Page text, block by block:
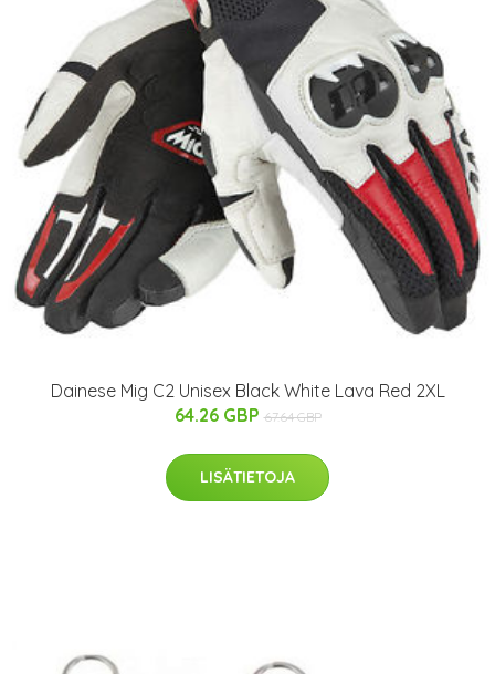
Dainese Mig C2 Unisex Black White Lava Red 2XL
64.26 GBP 67.64 GBP
LISÄTIETOJA